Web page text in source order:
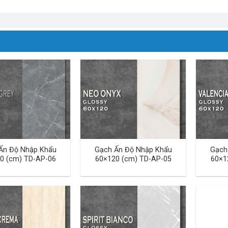
Độ Nhập Khẩu
(cm) TD-AP-06
Gạch Ấn Độ Nhập Khẩu
60×120 (cm) TD-AP-05